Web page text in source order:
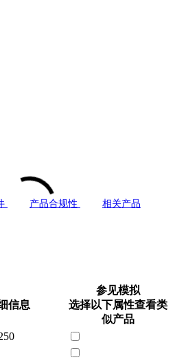
产品合规性
相关产品
信息
参见模拟
选择以下属性查看类
似产品